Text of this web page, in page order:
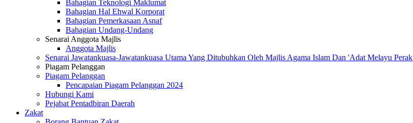
Bahagian Teknologi Maklumat
Bahagian Hal Ehwal Korporat
Bahagian Pemerkasaan Asnaf
Bahagian Undang-Undang
Senarai Anggota Majlis
Anggota Majlis
Senarai Jawatankuasa-Jawatankuasa Utama Yang Ditubuhkan Oleh Majlis Agama Islam Dan 'Adat Melayu Perak
Piagam Pelanggan
Piagam Pelanggan
Pencapaian Piagam Pelanggan 2024
Hubungi Kami
Pejabat Pentadbiran Daerah
Zakat